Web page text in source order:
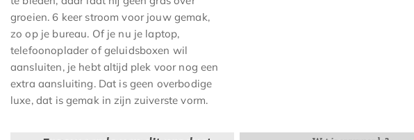
groeien. 6 keer stroom voor jouw gemak,
zo op je bureau. Of je nu je laptop,
telefoonoplader of geluidsboxen wil
aansluiten, je hebt altijd plek voor nog een
extra aansluiting. Dat is geen overbodige
luxe, dat is gemak in zijn zuiverste vorm.